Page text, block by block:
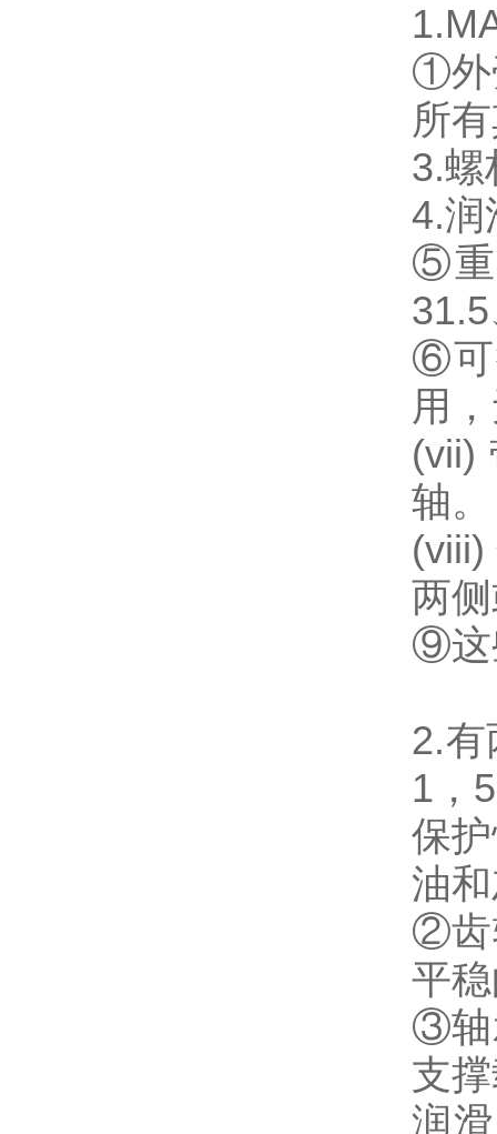
①外
所
3.螺
4.润
⑤重
⑥可
用
(vii)
轴。
(viii)
两
⑨这
2.有
1，
保
油
②齿
平
③轴
支
润